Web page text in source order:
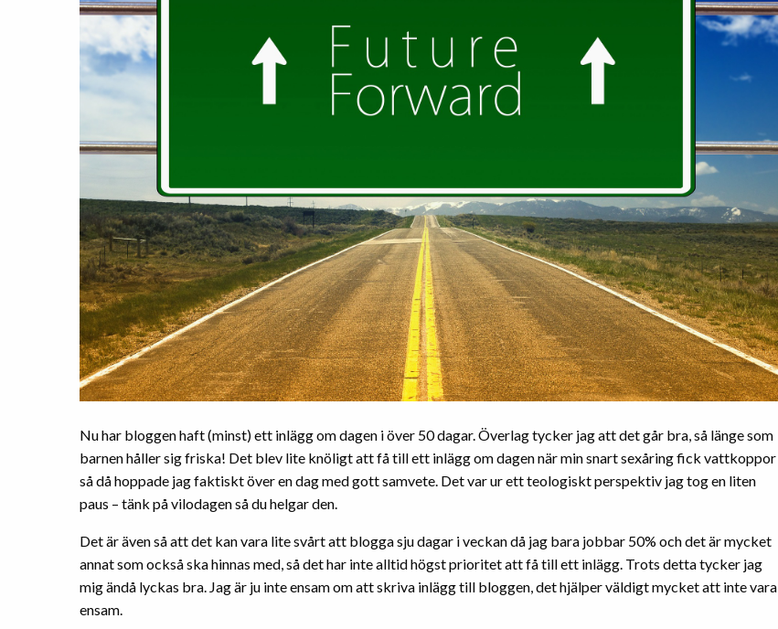
Nu har bloggen haft (minst) ett inlägg om dagen i över 50 dagar. Överlag tycker jag att det går bra, så länge som
barnen håller sig friska! Det blev lite knöligt att få till ett inlägg om dagen när min snart sexåring fick vattkoppor
så då hoppade jag faktiskt över en dag med gott samvete. Det var ur ett teologiskt perspektiv jag tog en liten
paus – tänk på vilodagen så du helgar den.
Det är även så att det kan vara lite svårt att blogga sju dagar i veckan då jag bara jobbar 50% och det är mycket
annat som också ska hinnas med, så det har inte alltid högst prioritet att få till ett inlägg. Trots detta tycker jag
mig ändå lyckas bra. Jag är ju inte ensam om att skriva inlägg till bloggen, det hjälper väldigt mycket att inte vara
ensam.